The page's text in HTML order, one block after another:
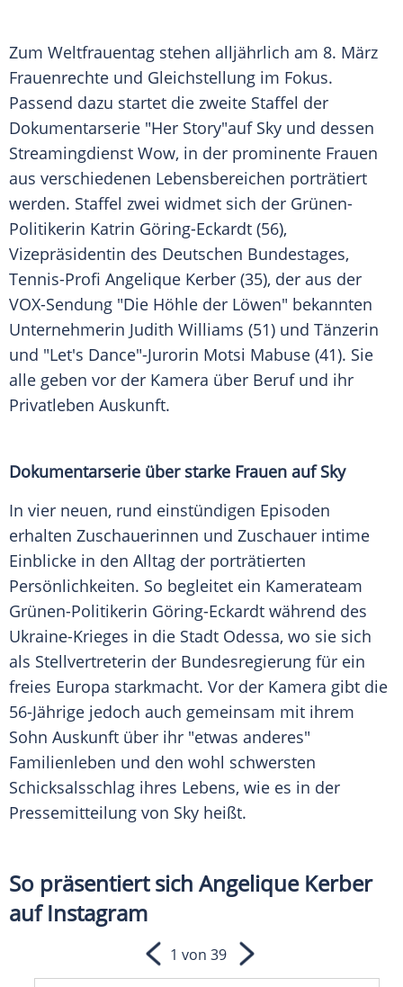
Zum Weltfrauentag stehen alljährlich am 8. März
Frauenrechte und Gleichstellung im Fokus.
Passend dazu startet die zweite Staffel der
Dokumentarserie "Her Story"auf Sky und dessen
Streamingdienst Wow, in der prominente Frauen
aus verschiedenen Lebensbereichen porträtiert
werden. Staffel zwei widmet sich der Grünen-
Politikerin Katrin Göring-Eckardt (56),
Vizepräsidentin des Deutschen Bundestages,
Tennis-Profi Angelique Kerber (35), der aus der
VOX-Sendung "Die Höhle der Löwen" bekannten
Unternehmerin Judith Williams (51) und Tänzerin
und "Let's Dance"-Jurorin Motsi Mabuse (41). Sie
alle geben vor der Kamera über Beruf und ihr
Privatleben Auskunft.
Dokumentarserie über starke Frauen auf Sky
In vier neuen, rund einstündigen Episoden
erhalten Zuschauerinnen und Zuschauer intime
Einblicke in den Alltag der porträtierten
Persönlichkeiten. So begleitet ein Kamerateam
Grünen-Politikerin Göring-Eckardt während des
Ukraine-Krieges in die Stadt Odessa, wo sie sich
als Stellvertreterin der Bundesregierung für ein
freies Europa starkmacht. Vor der Kamera gibt die
56-Jährige jedoch auch gemeinsam mit ihrem
Sohn Auskunft über ihr "etwas anderes"
Familienleben und den wohl schwersten
Schicksalsschlag ihres Lebens, wie es in der
Pressemitteilung von Sky heißt.
So präsentiert sich Angelique Kerber
auf Instagram
1 von 39